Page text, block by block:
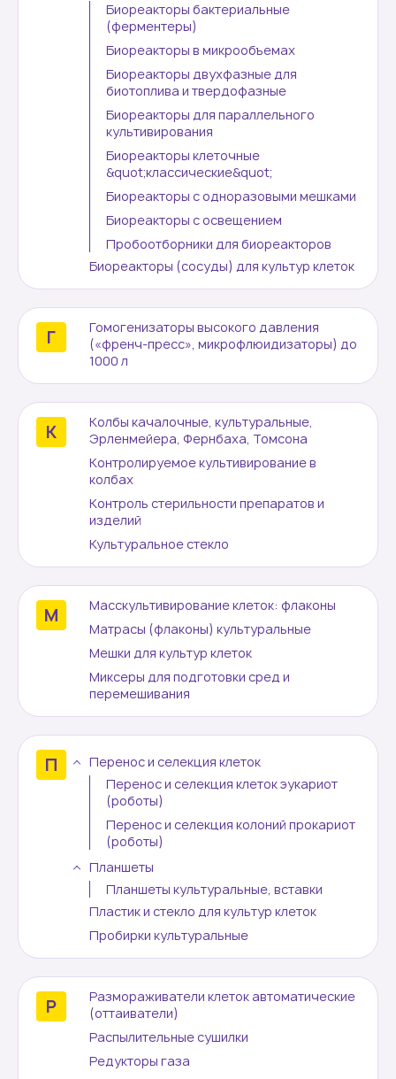
Биореакторы бактериальные
(ферментеры)
Биореакторы в микрообъемах
Биореакторы двухфазные для
биотоплива и твердофазные
Биореакторы для параллельного
культивирования
Биореакторы клеточные
&quot;классические&quot;
Биореакторы с одноразовыми мешками
Биореакторы с освещением
Пробоотборники для биореакторов
Биореакторы (сосуды) для культур клеток
Гомогенизаторы высокого давления
(«френч-пресс», микрофлюидизаторы) до
1000 л
Колбы качалочные, культуральные,
Эрленмейера, Фернбаха, Томсона
Контролируемое культивирование в
колбах
Контроль стерильности препаратов и
изделий
Культуральное стекло
Масскультивирование клеток: флаконы
Матрасы (флаконы) культуральные
Мешки для культур клеток
Миксеры для подготовки сред и
перемешивания
Перенос и селекция клеток
Перенос и селекция клеток эукариот
(роботы)
Перенос и селекция колоний прокариот
(роботы)
Планшеты
Планшеты культуральные, вставки
Пластик и стекло для культур клеток
Пробирки культуральные
Размораживатели клеток автоматические
(оттаиватели)
Распылительные сушилки
Редукторы газа